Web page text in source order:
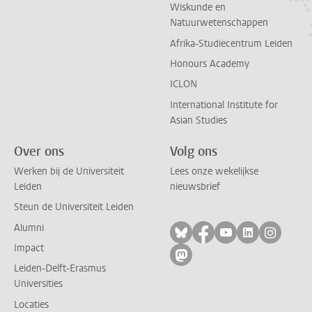
Wiskunde en
Natuurwetenschappen
Afrika-Studiecentrum Leiden
Honours Academy
ICLON
International Institute for
Asian Studies
Over ons
Werken bij de Universiteit
Leiden
Steun de Universiteit Leiden
Alumni
Impact
Leiden-Delft-Erasmus
Universities
Locaties
Volg ons
Lees onze wekelijkse
nieuwsbrief
Volg ons op bluesky
Volg ons op
Volg ons op
Volg ons
Volg
Volg ons op mastodon